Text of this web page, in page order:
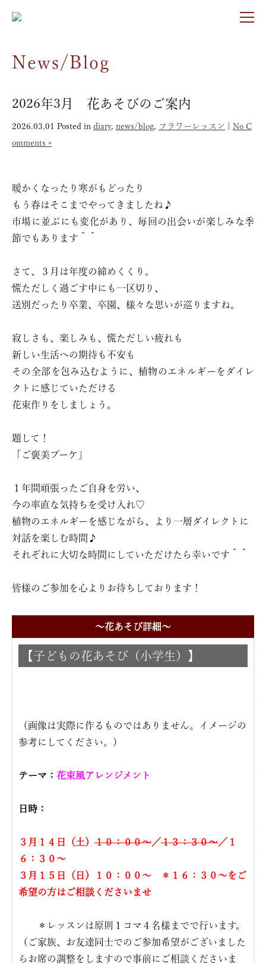
News/Blog
2026年3月 花あそびのご案内
2026.03.01 Posted in diary, news/blog, フラワーレッスン
No C
omments »
暖かくなったり寒がもどったり
もう春はそこまでやってきましたね♪
市場に並ぶにも変化があり、毎回の出会いが楽しみな季
節でもあります＾＾
さて、３月は年度の締めくくり。
慌ただしく過ごす中にも一区切り、
送別だったり卒業、卒園、様々な思いが巡りますね。
寂しさも、楽しみも、慌ただしい疲れも
新しい生活への期待も不安も
その全部を包み込むように、植物のエネルギーをダイレ
クトに感じていただける
花束作りをしましょう。
題して！
「ご褒美ブーケ」
１年間頑張ったご自身を労い、
今の率直な気持ちを受け入れ♡
植物のエネルギーを感じながら、より一層ダイレクトに
対話を楽しむ時間♪
それぞれに大切な時間にしていただけたら幸いです＾＾
皆様のご参加を心よりお待ちしております！
〜花あそび詳細〜
【子どもの花あそび（小学生）】
（画像は実際に作るものではありません。イメージの
参考にしてください。）
テーマ： 花束風アレンジメント
日時：
３月１４日（土） １０：００〜／１３：３０〜／１
６：３０〜
３月１５日（日）１０：００〜 ＊１６：３０〜をご
希望の方はご相談くださいませ
＊レッスンは原則１コマ４名様までで行います。
（ご家族、お友達同士でのご参加希望がございました
らお席の調整をしますので事前にご相談くださいま